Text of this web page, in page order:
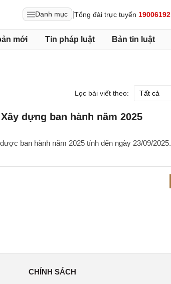
Danh mục Tổng đài trực tuyến 19006192
mới Tin pháp luật Bản tin luật
Lọc bài viết theo:
dựng ban hành năm 2025
ban hành năm 2025 tính đến ngày 23/09/2025.
CHÍNH SÁCH